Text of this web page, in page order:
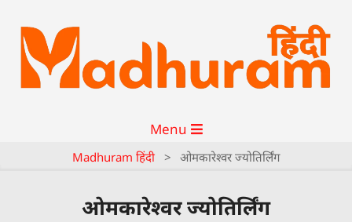
Menu
Madhuram हिंदी > ओमकारेश्वर ज्योतिर्लिंग
ओमकारेश्वर ज्योतिर्लिंग